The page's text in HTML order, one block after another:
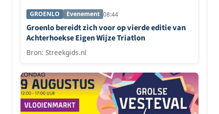
GROENLO Evenement 08:44
Groenlo bereidt zich voor op vierde editie van
Achterhoekse Eigen Wijze Triatlon
Bron: Streekgids.nl